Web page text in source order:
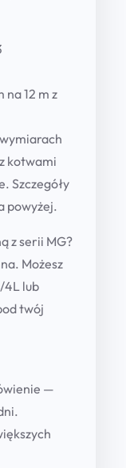
na 12 m z
kotwami
Szczegóły
powyżej.
z serii MG?
Możesz
4L lub
twój
—